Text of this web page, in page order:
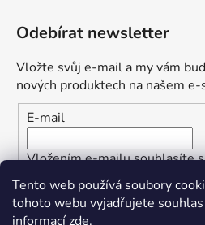
Tento web používá soubory
tohoto webu vyjadřujete
informacízde.
Odebírat newsletter
Vložte svůj e-mail a my vám
nových produktech na našem e-
E-mail
Vložením e-mailu souhlasíte
osobních údajů
PŘIHLÁSIT SE